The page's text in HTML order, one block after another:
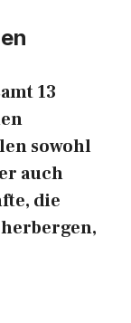
13
sowohl
auch
die